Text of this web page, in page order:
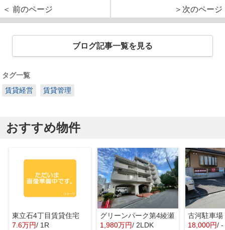
＜ 前のページ
＞次のページ
ブログ記事一覧を見る
タグ一覧
賃貸経営
賃貸管理
おすすめ物件
東立石4丁目賃貸住宅
7.6万円/ 1R
グリーンパーク第4綾瀬
1,980万円/ 2LDK
古河駐車場
18,000円/ -